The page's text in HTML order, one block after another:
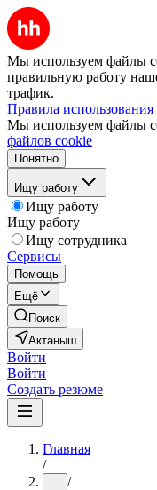
Мы используем файлы
правильную работу
трафик.
Правила
Мы используем файлы
файлов cookie
Понятно
Ищу работу
Ищу работу
Ищу работу
Ищу сотрудника
Сервисы
Помощь
Ещё
Поиск
Актаныш
Войти
Войти
Создать резюме
Главная
/
... /